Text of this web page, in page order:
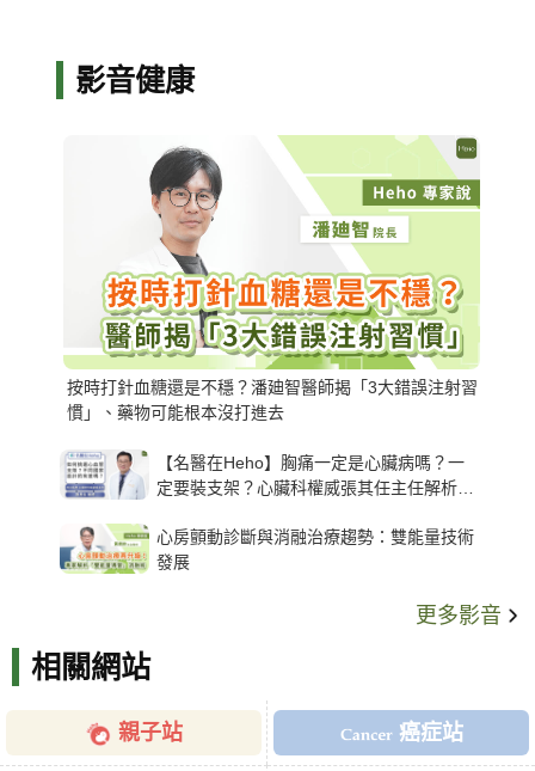
影音健康
按時打針血糖還是不穩？潘廸智醫師揭「3大錯誤注射習
慣」、藥物可能根本沒打進去
【名醫在Heho】胸痛一定是心臟病嗎？一
定要裝支架？心臟科權威張其任主任解析支
心房顫動診斷與消融治療趨勢：雙能量技術
發展
更多影音
相關網站
親子站 癌症站